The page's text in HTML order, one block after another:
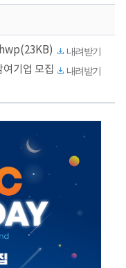
내려받기
기업 모집
내려받기